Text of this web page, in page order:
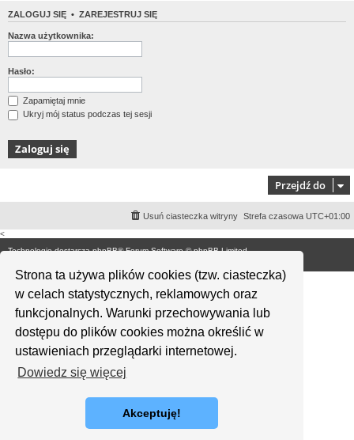
Strona ta używa plików cookies (tzw. ciasteczka)
w celach statystycznych, reklamowych oraz
funkcjonalnych. Warunki przechowywania lub
dostępu do plików cookies można określić w
ustawieniach przeglądarki internetowej.
Dowiedz się więcej
Akceptuję!
ZALOGUJ SIĘ • ZAREJESTRUJ SIĘ
Nazwa użytkownika:
Hasło:
Zapamiętaj mnie
Ukryj mój status podczas tej sesji
Przejdź do
Strefa czasowa UTC+01:00
Usuń ciasteczka witryny
<
Technologię dostarczaphpBB® Forum Software © phpBB Limited